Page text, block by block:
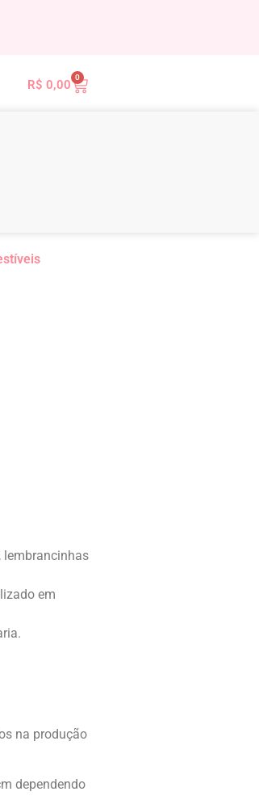
R$ 0,00
0
lembrancinhas
em
na produção
dependendo